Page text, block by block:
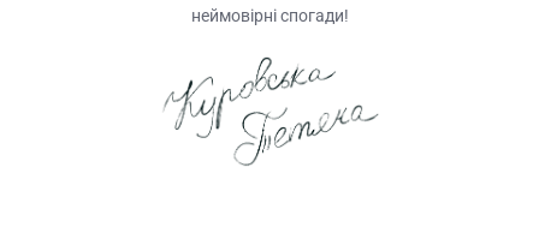
неймовірні спогади!